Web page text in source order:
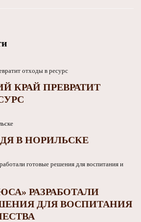
КРАЙ ПРЕВРАТИТ
В НОРИЛЬСКЕ
РАЗРАБОТАЛИ
ДЛЯ ВОСПИТАНИЯ